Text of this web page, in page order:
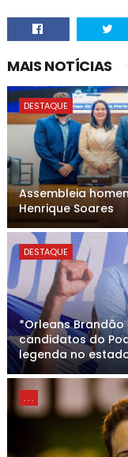
MAIS NOTÍCIAS
DESTAQUE
Assembleia
Henrique Soares
DESTAQUE
*Orleans
candidatos do
legenda no
. . .